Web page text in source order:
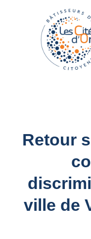
Retour
ville de